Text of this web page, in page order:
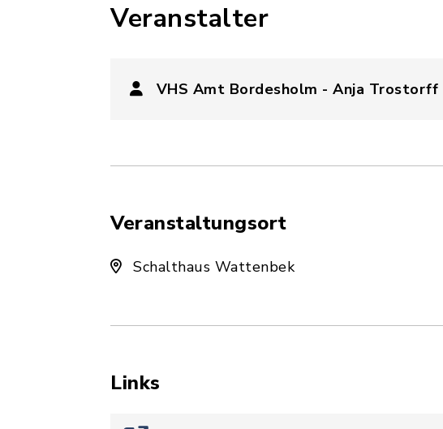
Veranstalter
VHS Amt Bordesholm - Anja Trostorff
Veranstaltungsort
Schalthaus Wattenbek
Links